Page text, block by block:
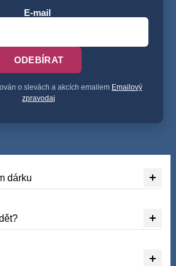
E-mail
ODEBÍRAT
o slevách a akcích emailem Emailový
zpravodaj
dárku